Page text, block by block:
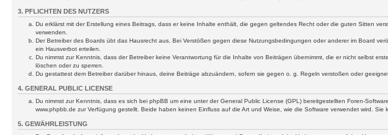
3. PFLICHTEN DES NUTZERS
Du erklärst mit der Erstellung eines Beitrags, dass er keine Inhalte enthält, die gegen geltendes Recht oder die guten Sitten
verwenden.
Der Betreiber des Boards übt das Hausrecht aus. Bei Verstößen gegen diese Nutzungsbedingungen oder anderer im Board
ein Hausverbot erteilen.
Du nimmst zur Kenntnis, dass der Betreiber keine Verantwortung für die Inhalte von Beiträgen übernimmt, die er nicht selbst
löschen oder zu sperren.
Du gestattest dem Betreiber darüber hinaus, deine Beiträge abzuändern, sofern sie gegen o. g. Regeln verstoßen oder
4. GENERAL PUBLIC LICENSE
Du nimmst zur Kenntnis, dass es sich bei phpBB um eine unter der General Public License (GPL) bereitgestellten Foren-
www.phpbb.de zur Verfügung gestellt. Beide haben keinen Einfluss auf die Art und Weise, wie die Software verwendet wird.
5. GEWÄHRLEISTUNG